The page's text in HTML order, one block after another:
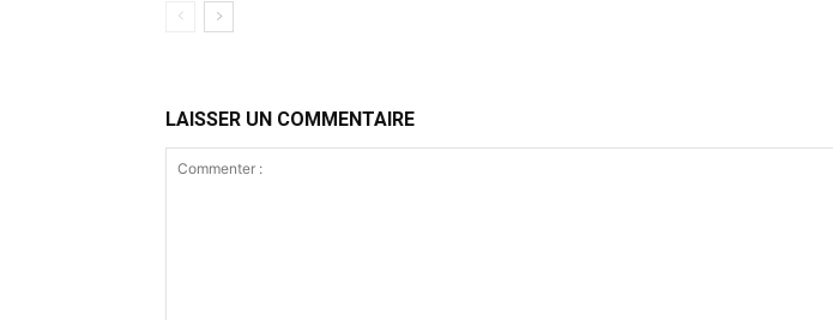
LAISSER UN COMMENTAIRE